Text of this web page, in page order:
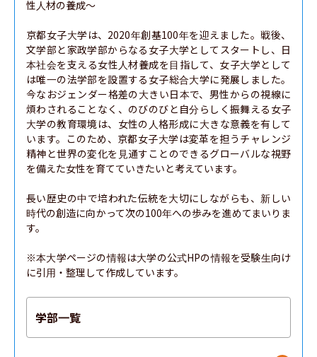
性人材の養成～
京都女子大学は、2020年創基100年を迎えました。戦後、
文学部と家政学部からなる女子大学としてスタートし、日
本社会を支える女性人材養成を目指して、女子大学として
は唯一の法学部を設置する女子総合大学に発展しました。
今なおジェンダー格差の大きい日本で、男性からの視線に
煩わされることなく、のびのびと自分らしく振舞える女子
大学の教育環境は、女性の人格形成に大きな意義を有して
います。このため、京都女子大学は変革を担うチャレンジ
精神と世界の変化を見通すことのできるグローバルな視野
を備えた女性を育てていきたいと考えています。
長い歴史の中で培われた伝統を大切にしながらも、新しい
時代の創造に向かって次の100年への歩みを進めてまいりま
す。
※本大学ページの情報は大学の公式HPの情報を受験生向け
に引用・整理して作成しています。
学部一覧